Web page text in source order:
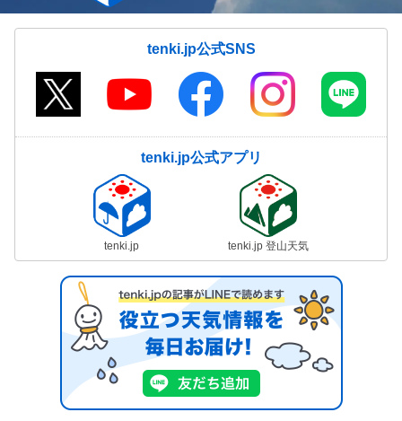
tenki.jp公式SNS
tenki.jp公式アプリ
tenki.jp tenki.jp 登山天気